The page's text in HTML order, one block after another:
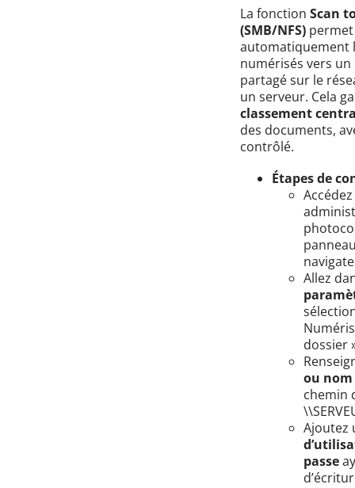
La fonction Scan
(SMB/NFS) permet
automatiquement
numérisés vers
partagé sur le
un serveur. Cela
classement
des documents,
contrôlé.
Étapes de
Allez
dossier
ou
chemin
Ajoutez
passe